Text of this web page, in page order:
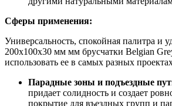
Сферы применения:
Универсальность, спокойная палитра и
200x100x30 мм мм брусчатки Belgian
использовать ее в самых разных
Парадные зоны и подъездные
придает солидность и создает
покрытие для въездных групп и